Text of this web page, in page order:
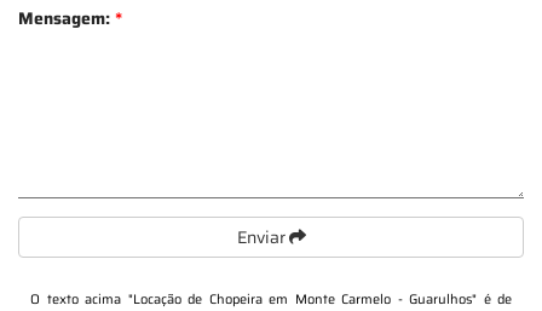
Mensagem:*
Enviar
O texto acima "Locação de Chopeira em Monte Carmelo - Guarulhos" é de